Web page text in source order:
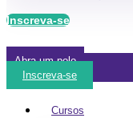
Inscreva-se
Abra um polo
Inscreva-se
Cursos